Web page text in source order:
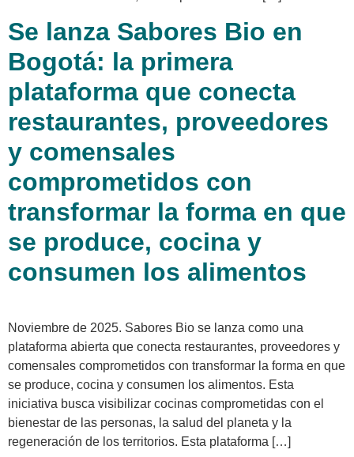
Se lanza Sabores Bio en
Bogotá: la primera
plataforma que conecta
restaurantes, proveedores
y comensales
comprometidos con
transformar la forma en que
se produce, cocina y
consumen los alimentos
Noviembre de 2025. Sabores Bio se lanza como una
plataforma abierta que conecta restaurantes, proveedores y
comensales comprometidos con transformar la forma en que
se produce, cocina y consumen los alimentos. Esta
iniciativa busca visibilizar cocinas comprometidas con el
bienestar de las personas, la salud del planeta y la
regeneración de los territorios. Esta plataforma […]